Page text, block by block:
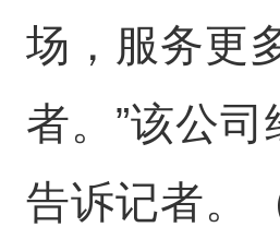
场，服务更
者。”该公
告诉记者。